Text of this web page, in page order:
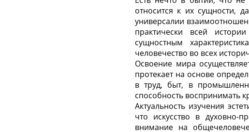
относится к их сущности,
универсалии
практически всей
сущностным
человечество во всех
Освоение мира
протекает на основе
в труд, быт, в
способность воспринимать
Актуальность изучения
что искусство в духовно-
внимание на